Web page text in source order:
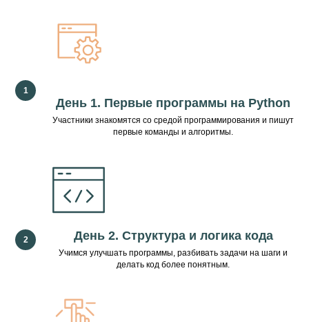
День 1. Первые программы на Python
Участники знакомятся со средой программирования и пишут
первые команды и алгоритмы.
День 2. Структура и логика кода
Учимся улучшать программы, разбивать задачи на шаги и
делать код более понятным.